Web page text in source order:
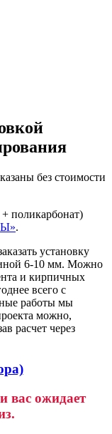
без стоимости
поликарбонат)
.
установку
6-10 мм. Можно
и кирпичных
всего с
работы мы
можно,
расчет через
вас ожидает